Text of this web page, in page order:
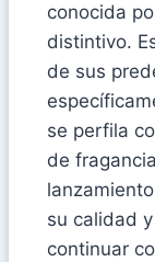
conocida
distintivo.
de sus
se perfila
de
su calidad
continuar